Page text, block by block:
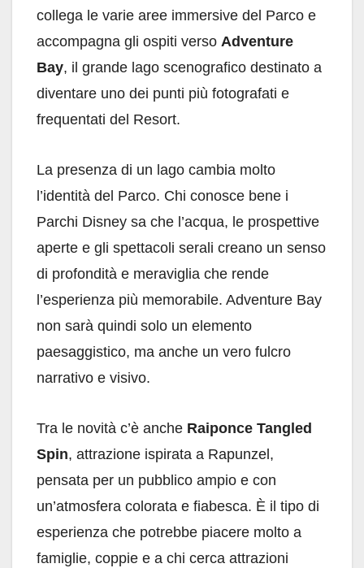
collega le varie aree immersive del Parco e
accompagna gli ospiti verso Adventure
Bay, il grande lago scenografico destinato a
diventare uno dei punti più fotografati e
frequentati del Resort.
La presenza di un lago cambia molto
l’identità del Parco. Chi conosce bene i
Parchi Disney sa che l’acqua, le prospettive
aperte e gli spettacoli serali creano un senso
di profondità e meraviglia che rende
l’esperienza più memorabile. Adventure Bay
non sarà quindi solo un elemento
paesaggistico, ma anche un vero fulcro
narrativo e visivo.
Tra le novità c’è anche Raiponce Tangled
Spin, attrazione ispirata a Rapunzel,
pensata per un pubblico ampio e con
un’atmosfera colorata e fiabesca. È il tipo di
esperienza che potrebbe piacere molto a
famiglie, coppie e a chi cerca attrazioni